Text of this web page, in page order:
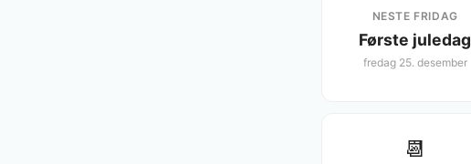
NESTE FRIDAG
Første juledag
fredag 25. desember
📆